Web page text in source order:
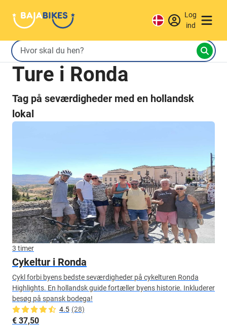
Log
ind
Ture i Ronda
Tag på seværdigheder med en hollandsk
lokal
3 timer
Cykeltur i Ronda
Cykl forbi byens bedste seværdigheder på cykelturen Ronda
Highlights. En hollandsk guide fortæller byens historie. Inkluderer
besøg på spansk bodega!
4.5 (28)
€ 37,50